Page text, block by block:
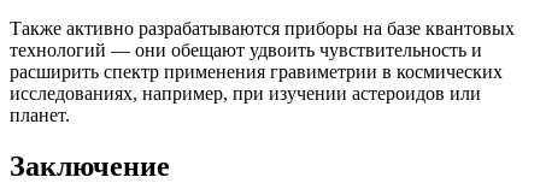
Также активно разрабатываются приборы на базе квантовых
технологий — они обещают удвоить чувствительность и
расширить спектр применения гравиметрии в космических
исследованиях, например, при изучении астероидов или
планет.
Заключение